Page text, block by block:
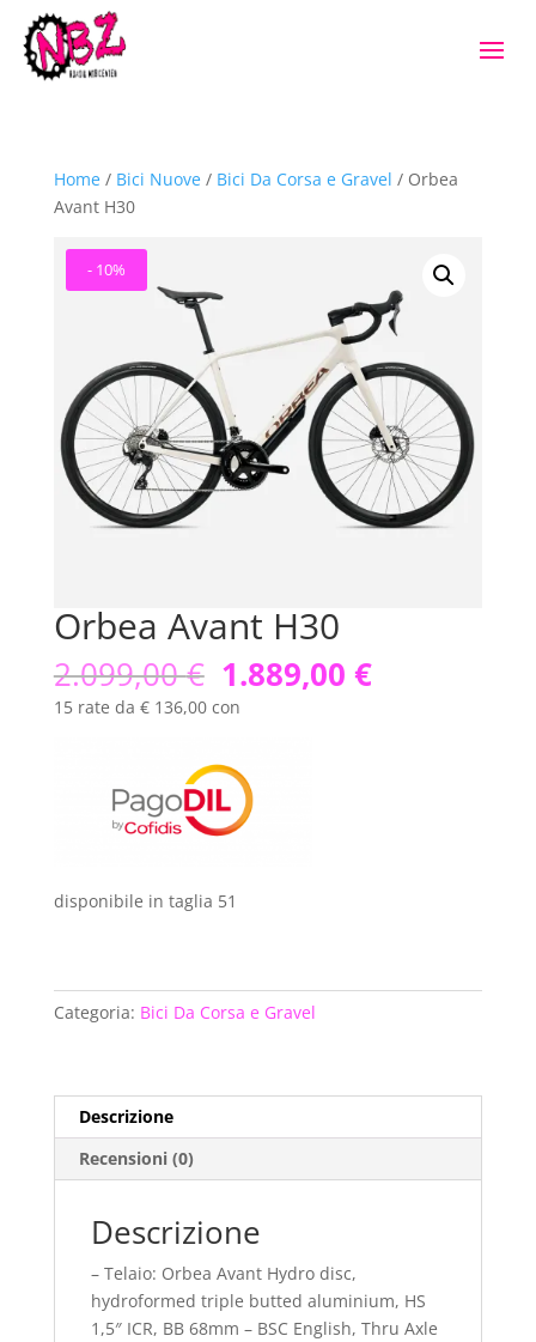
Home/ Bici Nuove/ Bici Da Corsa e Gravel / Orbea
Avant H30
- 10%
Orbea Avant H30
2.099,00€ Il
prezzo
originale
era:
2.099,00 €.
1.889,00 €Il
prezzo
15 rate da € 136,00 con
disponibile in taglia 51
Categoria: Bici Da Corsa e Gravel
Descrizione
Recensioni (0)
Descrizione
– Telaio: Orbea Avant Hydro disc,
hydroformed triple butted aluminium, HS
1,5″ ICR, BB 68mm – BSC English, Thru Axle